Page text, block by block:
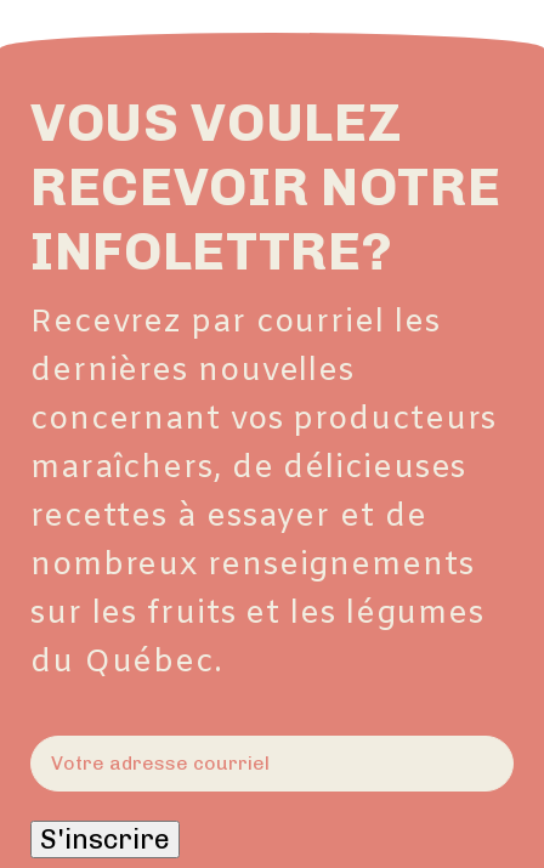
VOUS VOULEZ
RECEVOIR NOTRE
INFOLETTRE?
Recevrez par courriel les
dernières nouvelles
concernant vos producteurs
maraîchers, de délicieuses
recettes à essayer et de
nombreux renseignements
sur les fruits et les légumes
du Québec.
E-
mail(Nécessaire)
S'inscrire